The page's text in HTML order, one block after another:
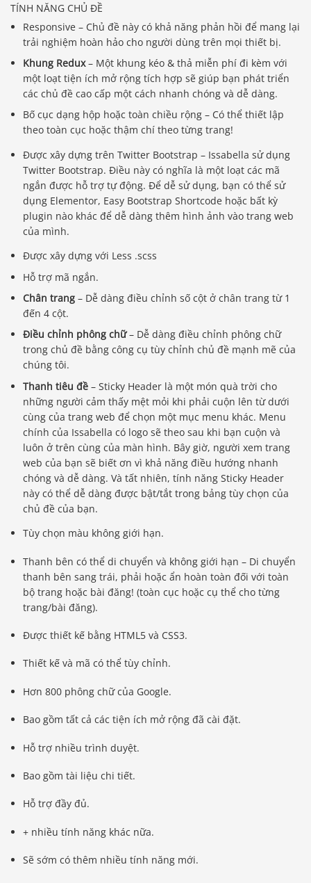
TÍNH NĂNG CHỦ ĐỀ
Responsive – Chủ đề này có khả năng phản hồi để mang lại
trải nghiệm hoàn hảo cho người dùng trên mọi thiết bị.
Khung Redux– Một khung kéo & thả miễn phí đi kèm với
một loạt tiện ích mở rộng tích hợp sẽ giúp bạn phát triển
các chủ đề cao cấp một cách nhanh chóng và dễ dàng.
Bố cục dạng hộp hoặc toàn chiều rộng – Có thể thiết lập
theo toàn cục hoặc thậm chí theo từng trang!
Được xây dựng trên Twitter Bootstrap – Issabella sử dụng
Twitter Bootstrap. Điều này có nghĩa là một loạt các mã
ngắn được hỗ trợ tự động. Để dễ sử dụng, bạn có thể sử
dụng Elementor, Easy Bootstrap Shortcode hoặc bất kỳ
plugin nào khác để dễ dàng thêm hình ảnh vào trang web
của mình.
Được xây dựng với Less .scss
Hỗ trợ mã ngắn.
Chân trang– Dễ dàng điều chỉnh số cột ở chân trang từ 1
đến 4 cột.
Điều chỉnh phông chữ– Dễ dàng điều chỉnh phông chữ
trong chủ đề bằng công cụ tùy chỉnh chủ đề mạnh mẽ của
chúng tôi.
Thanh tiêu đề – Sticky Header là một món quà trời cho
những người cảm thấy mệt mỏi khi phải cuộn lên từ dưới
cùng của trang web để chọn một mục menu khác. Menu
chính của Issabella có logo sẽ theo sau khi bạn cuộn và
luôn ở trên cùng của màn hình. Bây giờ, người xem trang
web của bạn sẽ biết ơn vì khả năng điều hướng nhanh
chóng và dễ dàng. Và tất nhiên, tính năng Sticky Header
này có thể dễ dàng được bật/tắt trong bảng tùy chọn của
chủ đề của bạn.
Tùy chọn màu không giới hạn.
Thanh bên có thể di chuyển và không giới hạn – Di chuyển
thanh bên sang trái, phải hoặc ẩn hoàn toàn đối với toàn
bộ trang hoặc bài đăng! (toàn cục hoặc cụ thể cho từng
trang/bài đăng).
Được thiết kế bằng HTML5 và CSS3.
Thiết kế và mã có thể tùy chỉnh.
Hơn 800 phông chữ của Google.
Bao gồm tất cả các tiện ích mở rộng đã cài đặt.
Hỗ trợ nhiều trình duyệt.
Bao gồm tài liệu chi tiết.
Hỗ trợ đầy đủ.
+ nhiều tính năng khác nữa.
Sẽ sớm có thêm nhiều tính năng mới.